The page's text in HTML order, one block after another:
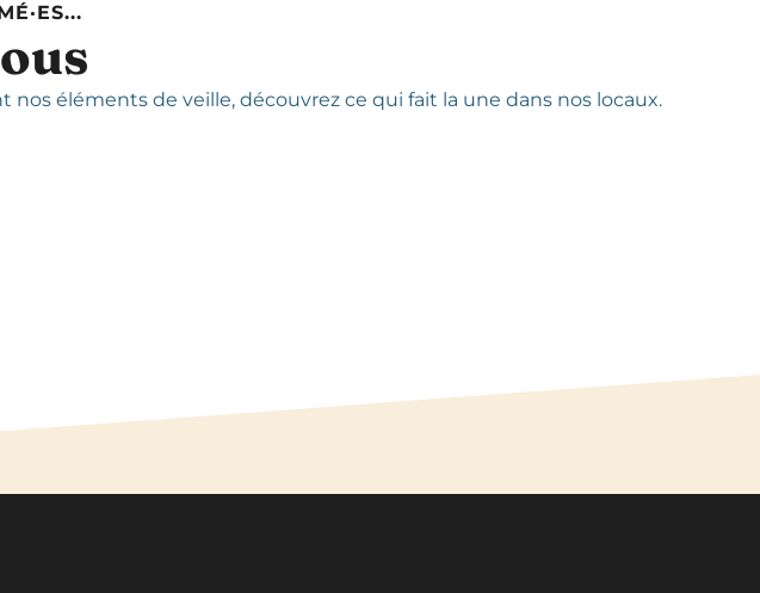
nos éléments de veille, découvrez ce qui fait la une dans nos locaux.